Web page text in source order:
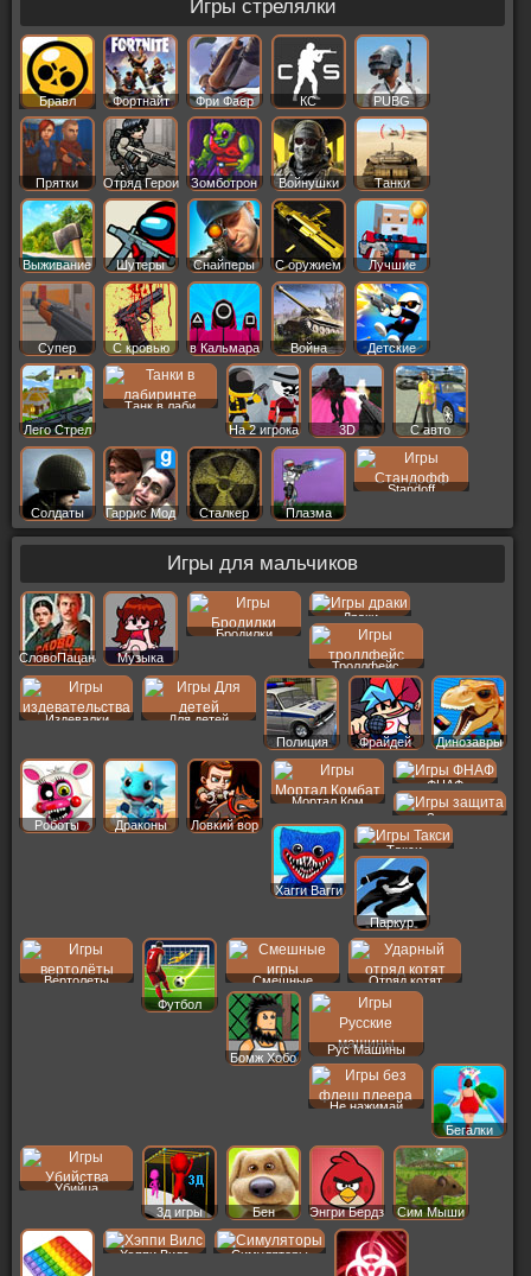
Игры стрелялки
Бравл
Старс
Фортнайт Фри Фаер КС PUBG
Прятки Отряд Герои Зомботрон Войнушки Танки
Выживание Шутеры Снайперы С оружием Лучшие
Супер С кровью в Кальмара Война Детские
Лего Стрел
Танк в лаби
На 2 игрока
3D С авто
Солдаты Гаррис Мод Сталкер Плазма
Standoff
Игры для мальчиков
СловоПацана Музыка
Бродилки
Драки
Троллфейс
Издевалки
Для детей
Полиция
Фрайдей Динозавры
Роботы Драконы Ловкий вор
Мортал Ком
ФНАФ
Защита
Хагги Вагги
Такси
Паркур
Вертолеты
Футбол
Смешные Отряд котят
Бомж Хобо
Рус Машины
Не нажимай
Бегалки
Убийца
3д игры
Бен Энгри Бердз Сим Мыши
Хэппи Вилс Симуляторы